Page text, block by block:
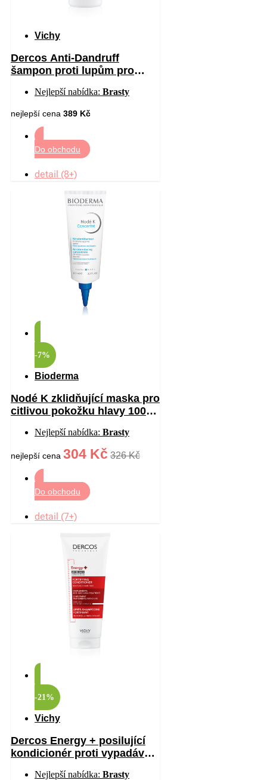
Vichy
Dercos Anti-Dandruff
šampon proti lupům pro
Nejlepší nabídka: Brasty
nejlepší cena 389 Kč
Do obchodu
detail (8+)
-7%
Bioderma
Nodé K zklidňující maska pro
citlivou pokožku hlavy 100
Nejlepší nabídka: Brasty
nejlepší cena 304 Kč 326 Kč
Do obchodu
detail (7+)
-21%
Vichy
Dercos Energy + posilující
kondicionér proti vypadávání
Nejlepší nabídka: Brasty